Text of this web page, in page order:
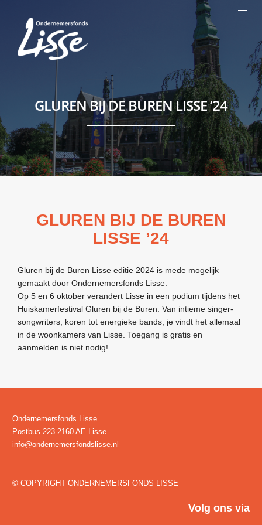
GLUREN BIJ DE BUREN LISSE ’24
GLUREN BIJ DE BUREN
LISSE ’24
Gluren bij de Buren Lisse editie 2024 is mede mogelijk
gemaakt door Ondernemersfonds Lisse.
Op 5 en 6 oktober verandert Lisse in een podium tijdens het
Huiskamerfestival Gluren bij de Buren. Van intieme singer-
songwriters, koren tot energieke bands, je vindt het allemaal
in de woonkamers van Lisse. Toegang is gratis en
aanmelden is niet nodig!
Ondernemersfonds Lisse
Postbus 223 2160 AE Lisse
info@ondernemersfondslisse.nl
© COPYRIGHT ONDERNEMERSFONDS LISSE
Volg ons via